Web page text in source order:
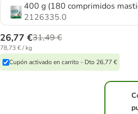
400 g (180 comprimidos
2126335.0
31,49 €
26,77 €
78,73 € / kg
Cupón activado en carrito - Dto 26,77 €